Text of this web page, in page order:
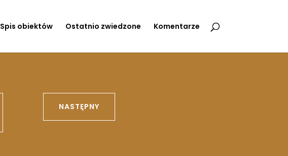
Spis obiektów Ostatnio zwiedzone Komentarze
NASTĘPNY